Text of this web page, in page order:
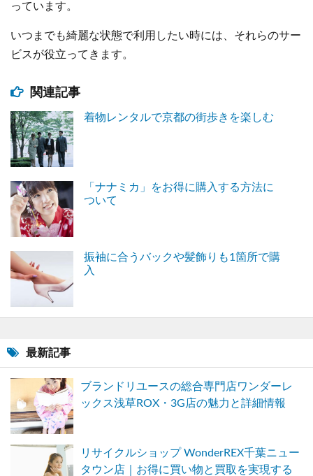
っています。
いつまでも綺麗な状態で利用したい時には、それらのサー
ビスが役立ってきます。
関連記事
着物レンタルで京都の街歩きを楽しむ
「ナナミカ」をお得に購入する方法に
ついて
振袖に合うバックや髪飾りも1箇所で購
入
最新記事
ブランドリユースの総合専門店ワンダーレ
ックス浅草ROX・3G店の魅力と詳細情報
リサイクルショップ WonderREX千葉ニュー
タウン店｜お得に買い物と買取を実現する